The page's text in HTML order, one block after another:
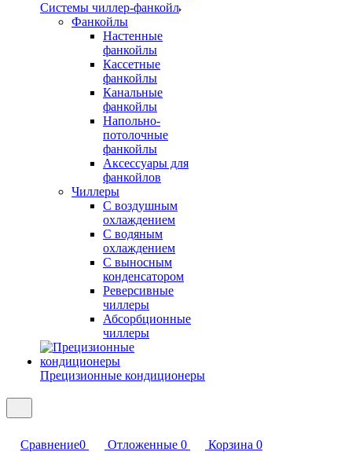
Системы чиллер-фанкойл
Фанкойлы
Настенные
фанкойлы
Кассетные
фанкойлы
Канальные
фанкойлы
Напольно-
потолочные
фанкойлы
Аксессуары для
фанкойлов
Чиллеры
С воздушным
охлаждением
С водяным
охлаждением
С выносным
конденсатором
Реверсивные
чиллеры
Абсорбционные
чиллеры
Прецизионные кондиционеры
Сравнение0 Отложенные 0 Корзина 0